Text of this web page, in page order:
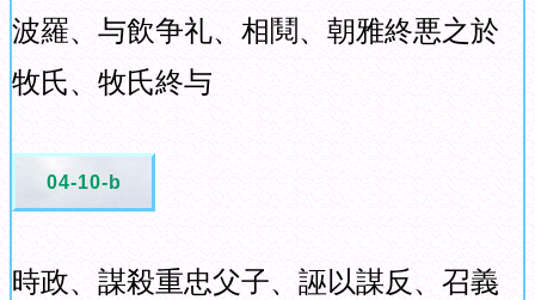
波羅、与飲争礼、相鬩、朝雅終悪之於
牧氏、牧氏終与
04-10-b
時政、謀殺重忠父子、誣以謀反、召義